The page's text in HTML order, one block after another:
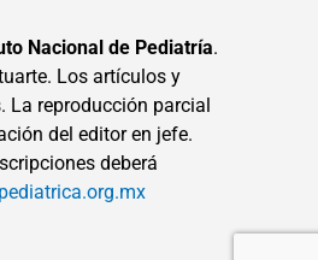
Nacional de Pediatría.
Los artículos y
La reproducción parcial
del editor en jefe.
deberá